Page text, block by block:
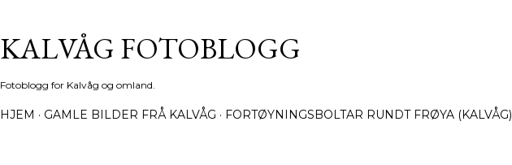
KALVÅG FOTOBLOGG
Fotoblogg for Kalvåg og omland.
HJEM GAMLE BILDER FRÅ KALVÅG FORTØYNINGSBOLTAR RUNDT FRØYA (KALVÅG)